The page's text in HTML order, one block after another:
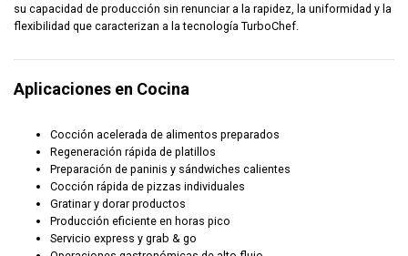
su capacidad de producción sin renunciar a la rapidez, la uniformidad y la
flexibilidad que caracterizan a la tecnología TurboChef.
Aplicaciones en Cocina
Cocción acelerada de alimentos preparados
Regeneración rápida de platillos
Preparación de paninis y sándwiches calientes
Cocción rápida de pizzas individuales
Gratinar y dorar productos
Producción eficiente en horas pico
Servicio express y grab & go